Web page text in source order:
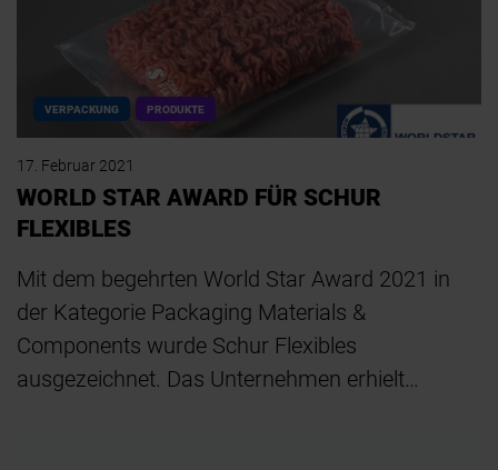
VERPACKUNG PRODUKTE
17. Februar 2021
WORLD STAR AWARD FÜR SCHUR
FLEXIBLES
Mit dem begehrten World Star Award 2021 in
der Kategorie Packaging Materials &
Components wurde Schur Flexibles
ausgezeichnet. Das Unternehmen erhielt…